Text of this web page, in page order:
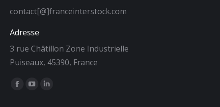
contact[@]franceinterstock.com
Adresse
3 rue Châtillon Zone Industrielle
Puiseaux, 45390, France
Trouvez nous sur :
La
La
La